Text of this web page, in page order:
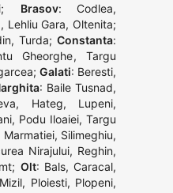
; Brasov: Codlea,
, Lehliu Gara, Oltenita;
, Turda;Constanta:
Gheorghe,Targu
;Galati: Beresti,
: Baile Tusnad,
, Hateg, Lupeni,
, Podu Iloaiei,Targu
Marmatiei, Silimeghiu,
Nirajului, Reghin,
; Olt: Bals, Caracal,
Mizil, Ploiesti, Plopeni,